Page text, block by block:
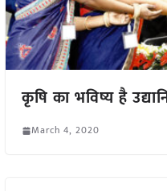
कृषि का भविष्य है
March 4, 2020